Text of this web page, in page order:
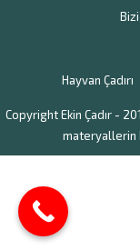
Hayvan Çadırı
Copyright Ekin Çadır -
materyallerin